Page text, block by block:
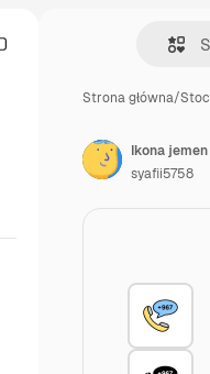
Strona główna/
Ikona jemen
syafii5758